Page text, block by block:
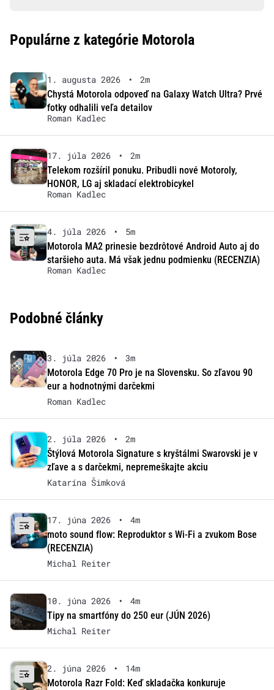
Populárne z kategórie Motorola
1. augusta 2026 •
2m
Chystá Motorola odpoveď na Galaxy Watch Ultra? Prvé
fotky odhalili veľa detailov
Roman Kadlec
17. júla 2026 •
2m
Telekom rozšíril ponuku. Pribudli nové Motoroly,
HONOR, LG aj skladací elektrobicykel
Roman Kadlec
4. júla 2026 •
5m
Motorola MA2 prinesie bezdrôtové Android Auto aj do
staršieho auta. Má však jednu podmienku (RECENZIA)
Roman Kadlec
Podobné články
3. júla 2026 •
3m
Motorola Edge 70 Pro je na Slovensku. So zľavou 90
eur a hodnotnými darčekmi
Roman Kadlec
2. júla 2026 •
2m
Štýlová Motorola Signature s kryštálmi Swarovski je v
zľave a s darčekmi, nepremeškajte akciu
Katarína Šimková
17. júna 2026 •
4m
moto sound flow: Reproduktor s Wi-Fi a zvukom Bose
(RECENZIA)
Michal Reiter
10. júna 2026 •
4m
Tipy na smartfóny do 250 eur (JÚN 2026)
Michal Reiter
2. júna 2026 •
14m
Motorola Razr Fold: Keď skladačka konkuruje